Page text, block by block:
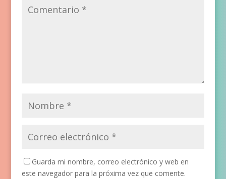
Guarda mi nombre, correo electrónico y web en
este navegador para la próxima vez que comente.